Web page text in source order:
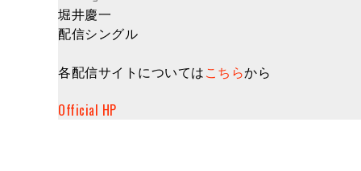
堀井慶一
配信シングル
各配信サイトについてはこちらから
Official HP